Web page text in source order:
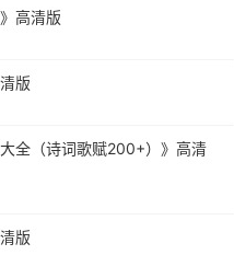
高清版
版
全（诗词歌赋200+）》高清
版